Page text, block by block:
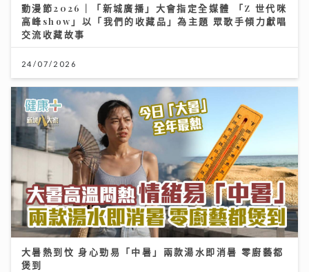
動漫節2026｜「新城廣播」大會指定全媒體 「Z 世代咪
高峰show」以「我們的收藏品」為主題 眾歌手傾力獻唱
交流收藏故事
24/07/2026
大暑熱到忟 身心勁易「中暑」兩款湯水即消暑 零廚藝都
煲到